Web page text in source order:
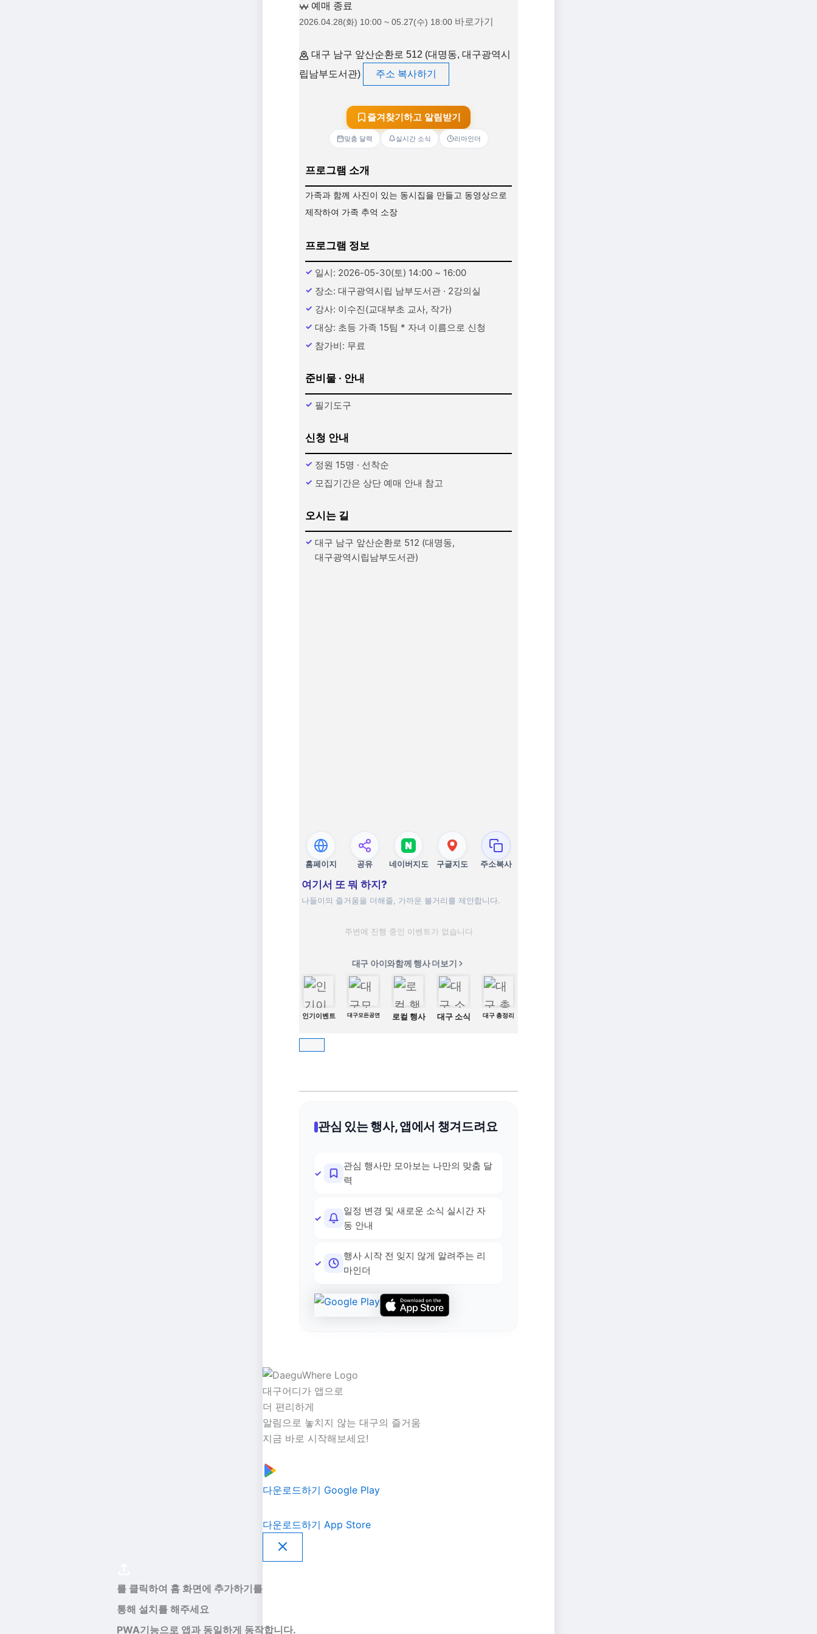
예매 종료
2026.04.28(화) 10:00 ~ 05.27(수) 18:00 바로가기
대구 남구 앞산순환로 512 (대명동, 대구광역시
립남부도서관)
주소 복사하기
즐겨찾기하고 알림받기
맞춤 달력 실시간 소식 리마인더
프로그램 소개
가족과 함께 사진이 있는 동시집을 만들고 동영상으로
제작하여 가족 추억 소장
프로그램 정보
일시: 2026-05-30(토) 14:00 ~ 16:00
장소: 대구광역시립 남부도서관 · 2강의실
강사: 이수진(교대부초 교사, 작가)
대상: 초등 가족 15팀 * 자녀 이름으로 신청
참가비: 무료
준비물 · 안내
필기도구
신청 안내
정원 15명 · 선착순
모집기간은 상단 예매 안내 참고
오시는 길
대구 남구 앞산순환로 512 (대명동,
대구광역시립남부도서관)
홈페이지 공유 네이버지도 구글지도 주소복사
여기서 또 뭐 하지?
나들이의 즐거움을 더해줄, 가까운 볼거리를 제안합니다.
주변에 진행 중인 이벤트가 없습니다
대구 아이와함께 행사 더보기
인기이벤트 대구모든공연 로컬 행사 대구 소식 대구 총정리
관심 있는 행사, 앱에서 챙겨드려요
관심 행사만 모아보는 나만의 맞춤 달
력
일정 변경 및 새로운 소식 실시간 자
동 안내
행사 시작 전 잊지 않게 알려주는 리
마인더
대구어디가 앱으로
더 편리하게
알림으로 놓치지 않는 대구의 즐거움
지금 바로 시작해보세요!
다운로드하기 Google Play
다운로드하기 App Store
를 클릭하여 홈 화면에 추가하기를
통해 설치를 해주세요
PWA기능으로 앱과 동일하게 동작합니다.